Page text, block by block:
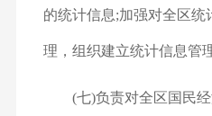
的统计信息;加强对全区统
理，组织建立统计信息管
(七)负责对全区国民